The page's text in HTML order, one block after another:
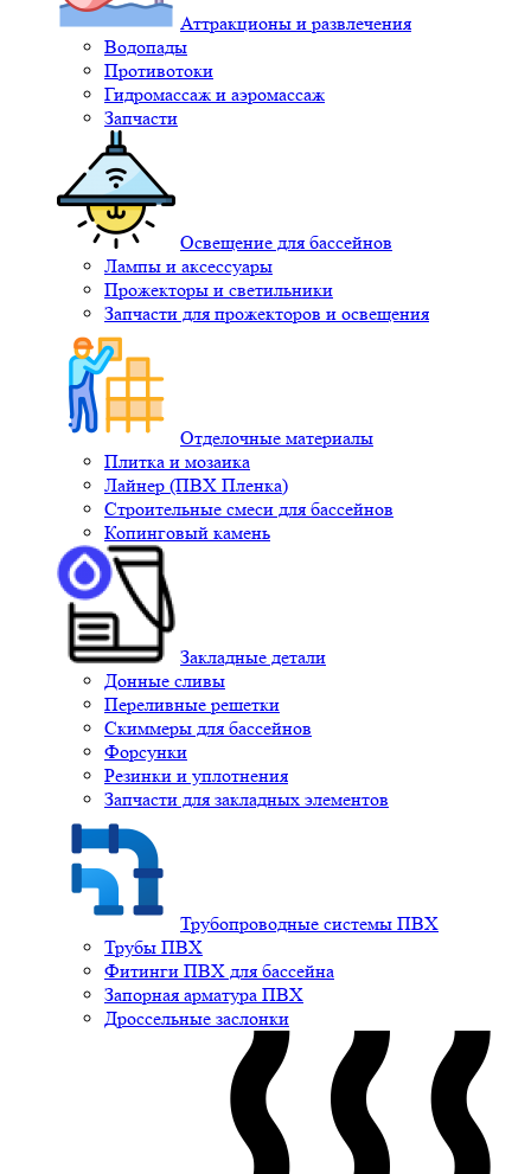
Аттракционы и развлечения
Водопады
Противотоки
Гидромассаж и аэромассаж
Запчасти
Освещение для бассейнов
Лампы и аксессуары
Прожекторы и светильники
Запчасти для прожекторов и освещения
Отделочные материалы
Плитка и мозаика
Лайнер (ПВХ Пленка)
Строительные смеси для бассейнов
Копинговый камень
Закладные детали
Донные сливы
Переливные решетки
Скиммеры для бассейнов
Форсунки
Резинки и уплотнения
Запчасти для закладных элементов
Трубопроводные системы ПВХ
Трубы ПВХ
Фитинги ПВХ для бассейна
Запорная арматура ПВХ
Дроссельные заслонки